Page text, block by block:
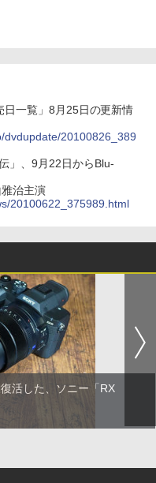
日一覧」8月25日の更新情
dvdupdate/20100826_389
」、9月22日からBlu-
治主演
20100622_375989.html
活した、ソニー「RX